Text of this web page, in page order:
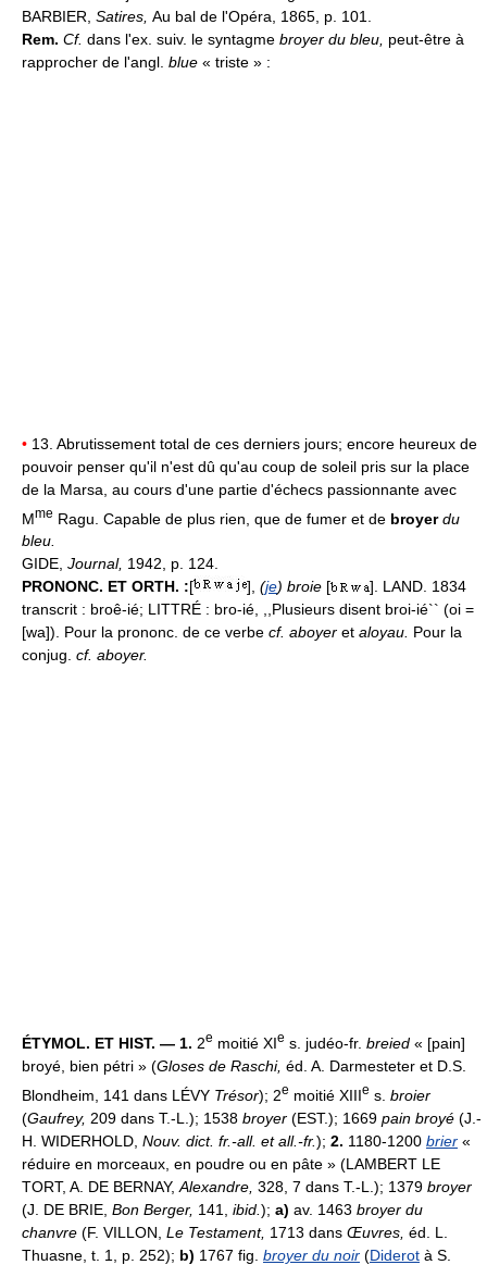
BARBIER, Satires, Au bal de l'Opéra, 1865, p. 101.
Rem. Cf. dans l'ex. suiv. le syntagme broyer du bleu, peut-être à
rapprocher de l'angl. blue « triste » :
• 13. Abrutissement total de ces derniers jours; encore heureux de
pouvoir penser qu'il n'est dû qu'au coup de soleil pris sur la place
de la Marsa, au cours d'une partie d'échecs passionnante avec
Mme Ragu. Capable de plus rien, que de fumer et de broyerdu
bleu.
GIDE, Journal, 1942, p. 124.
PRONONC. ET ORTH. :[ ], (je) broie [
]. LAND. 1834
transcrit : broê-ié; LITTRÉ : bro-ié, ,,Plusieurs disent broi-ié`` (oi =
[wa]). Pour la prononc. de ce verbe cf. aboyer et aloyau. Pour la
conjug. cf. aboyer.
ÉTYMOL. ET HIST. — 1. 2e moitié XIe s. judéo-fr. breied « [pain]
broyé, bien pétri » (Gloses de Raschi, éd. A. Darmesteter et D.S.
Blondheim, 141 dans LÉVY Trésor); 2e moitié XIIIe s. broier
(Gaufrey, 209 dans T.-L.); 1538 broyer (EST.); 1669 pain broyé (J.-
H. WIDERHOLD, Nouv. dict. fr.-all. et all.-fr.); 2. 1180-1200 brier «
réduire en morceaux, en poudre ou en pâte » (LAMBERT LE
TORT, A. DE BERNAY, Alexandre, 328, 7 dans T.-L.); 1379 broyer
(J. DE BRIE, Bon Berger, 141, ibid. ); a) av. 1463 broyer du
chanvre (F. VILLON, Le Testament, 1713 dans Œuvres, éd. L.
Thuasne, t. 1, p. 252); b) 1767 fig. broyer du noir (Diderot à S.